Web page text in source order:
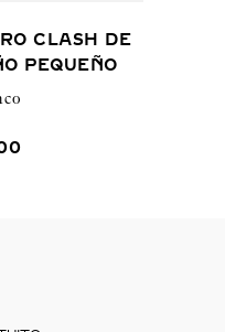
CLASH DE
PEQUEÑO